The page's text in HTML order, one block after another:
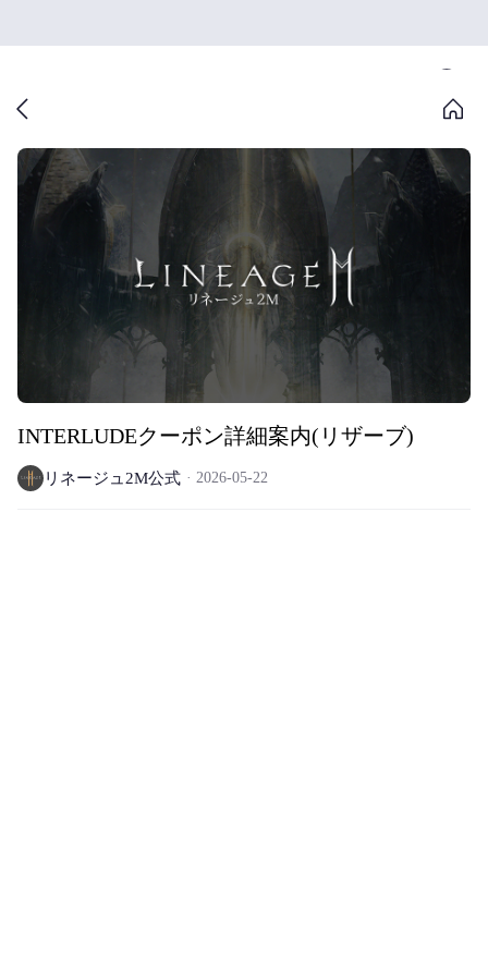
INTERLUDEクーポン詳細案内(リザーブ)
リネージュ2M公式 2026-05-22